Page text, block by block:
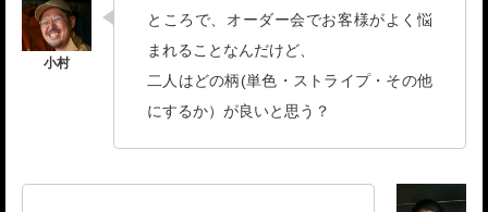
ところで、オーダー会でお客様がよく悩
まれることなんだけど、
二人はどの柄(単色・ストライプ・その他
にするか）が良いと思う？